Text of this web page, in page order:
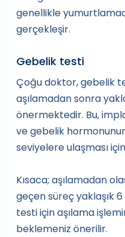
genellikle
gerçekleşir.
Gebelik testi
Çoğu doktor, gebelik
aşılamadan sonra
önermektedir. Bu,
ve gebelik
seviyelere ulaşması
Kısaca; aşılamadan
geçen süreç yaklaşık
testi için aşılama
beklemeniz önerilir.